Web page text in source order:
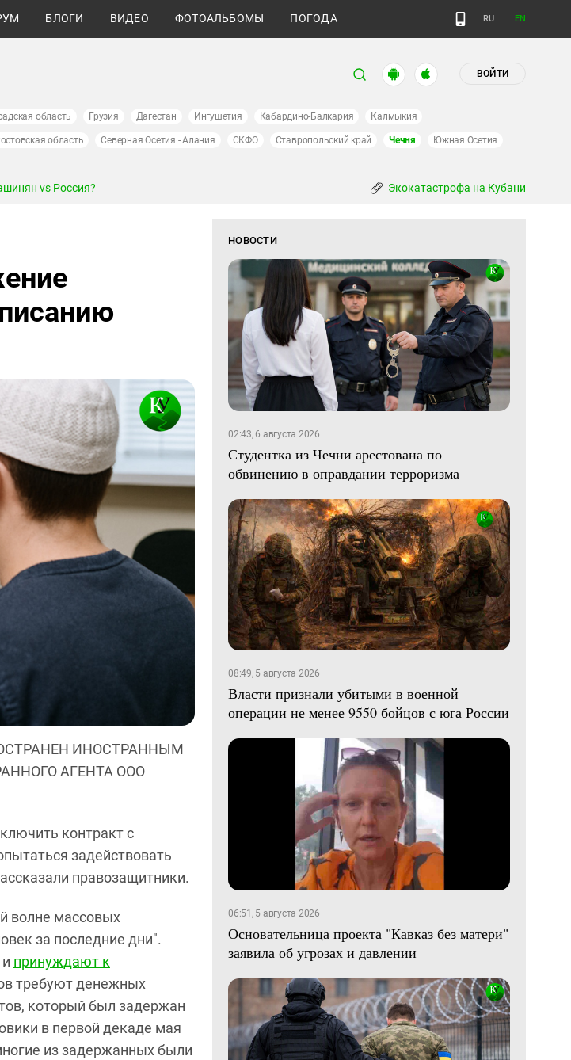
БЛОГИ ВИДЕО ФОТОАЛЬБОМЫ ПОГОДА RU EN
ВОЙТИ
область Грузия Дагестан Ингушетия Кабардино-Балкария Калмыкия
область Северная Осетия - Алания СКФО Ставропольский край Чечня Южная Осетия
vs Россия? Экокатастрофа на Кубани
ИНОСТРАННЫМ
АГЕНТА ООО
контракт с
задействовать
правозащитники.
волне массовых
за последние дни".
принуждают к
требуют денежных
который был задержан
в первой декаде мая
из задержанных были
НОВОСТИ
02:43, 6 августа 2026
Студентка из Чечни арестована по
обвинению в оправдании терроризма
08:49, 5 августа 2026
Власти признали убитыми в военной
операции не менее 9550 бойцов с юга России
06:51, 5 августа 2026
Основательница проекта "Кавказ без матери"
заявила об угрозах и давлении